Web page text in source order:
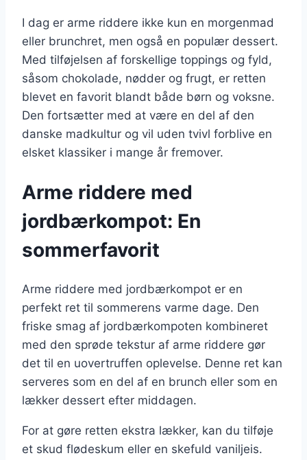
I dag er arme riddere ikke kun en morgenmad
eller brunchret, men også en populær dessert.
Med tilføjelsen af forskellige toppings og fyld,
såsom chokolade, nødder og frugt, er retten
blevet en favorit blandt både børn og voksne.
Den fortsætter med at være en del af den
danske madkultur og vil uden tvivl forblive en
elsket klassiker i mange år fremover.
Arme riddere med
jordbærkompot: En
sommerfavorit
Arme riddere med jordbærkompot er en
perfekt ret til sommerens varme dage. Den
friske smag af jordbærkompoten kombineret
med den sprøde tekstur af arme riddere gør
det til en uovertruffen oplevelse. Denne ret kan
serveres som en del af en brunch eller som en
lækker dessert efter middagen.
For at gøre retten ekstra lækker, kan du tilføje
et skud flødeskum eller en skefuld vaniljeis.